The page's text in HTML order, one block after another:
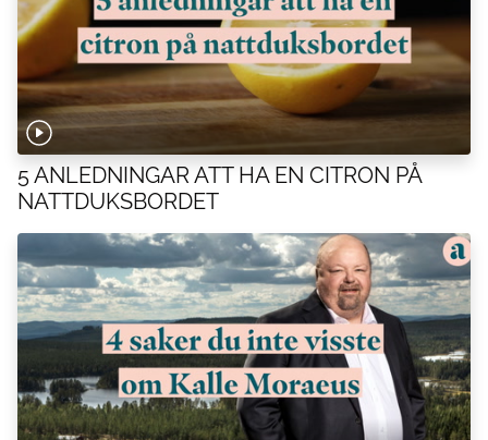
5 ANLEDNINGAR ATT HA EN CITRON PÅ
NATTDUKSBORDET